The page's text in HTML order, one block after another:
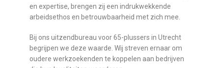
en expertise, brengen zij een indrukwekkende
arbeidsethos en betrouwbaarheid met zich mee.
Bij ons uitzendbureau voor 65-plussers in Utrecht
begrijpen we deze waarde. Wij streven ernaar om
oudere werkzoekenden te koppelen aan bedrijven